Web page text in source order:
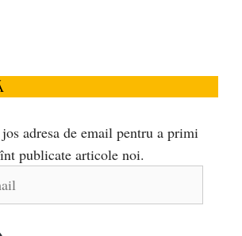
adresa de email pentru a primi
publicate articole noi.